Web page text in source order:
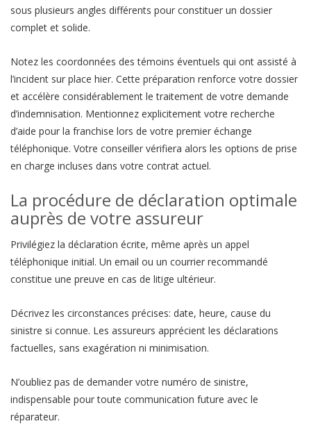
sous plusieurs angles différents pour constituer un dossier
complet et solide.
Notez les coordonnées des témoins éventuels qui ont assisté à
l’incident sur place hier. Cette préparation renforce votre dossier
et accélère considérablement le traitement de votre demande
d’indemnisation. Mentionnez explicitement votre recherche
d’aide pour la franchise lors de votre premier échange
téléphonique. Votre conseiller vérifiera alors les options de prise
en charge incluses dans votre contrat actuel.
La procédure de déclaration optimale
auprès de votre assureur
Privilégiez la déclaration écrite, même après un appel
téléphonique initial. Un email ou un courrier recommandé
constitue une preuve en cas de litige ultérieur.
Décrivez les circonstances précises: date, heure, cause du
sinistre si connue. Les assureurs apprécient les déclarations
factuelles, sans exagération ni minimisation.
N’oubliez pas de demander votre numéro de sinistre,
indispensable pour toute communication future avec le
réparateur.